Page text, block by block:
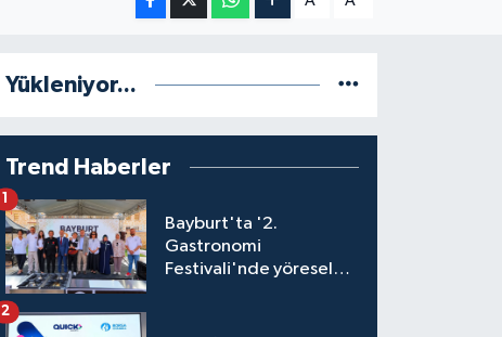
Yükleniyor...
Trend Haberler
Bayburt'ta '2.
Gastronomi
Festivali'nde yöresel
1
2